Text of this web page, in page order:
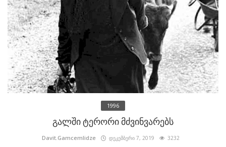
1996
გალში ტერორი მძვინვარებს
Davit.Gamcemlidze დეკემბერი 7, 2019 3232